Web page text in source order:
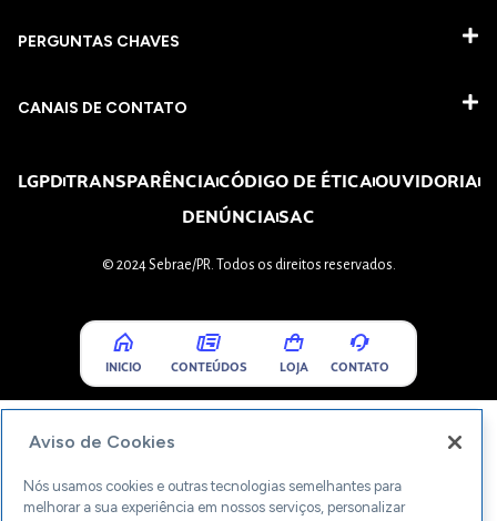
PERGUNTAS CHAVES​
CANAIS DE CONTATO
LGPDTRANSPARÊNCIACÓDIGO DE ÉTICAOUVIDORIA
DENÚNCIASAC
© 2024 Sebrae/PR. Todos os direitos reservados.
INICIO CONTEÚDOS LOJA CONTATO
Aviso de Cookies
Nós usamos cookies e outras tecnologias semelhantes para
melhorar a sua experiência em nossos serviços, personalizar